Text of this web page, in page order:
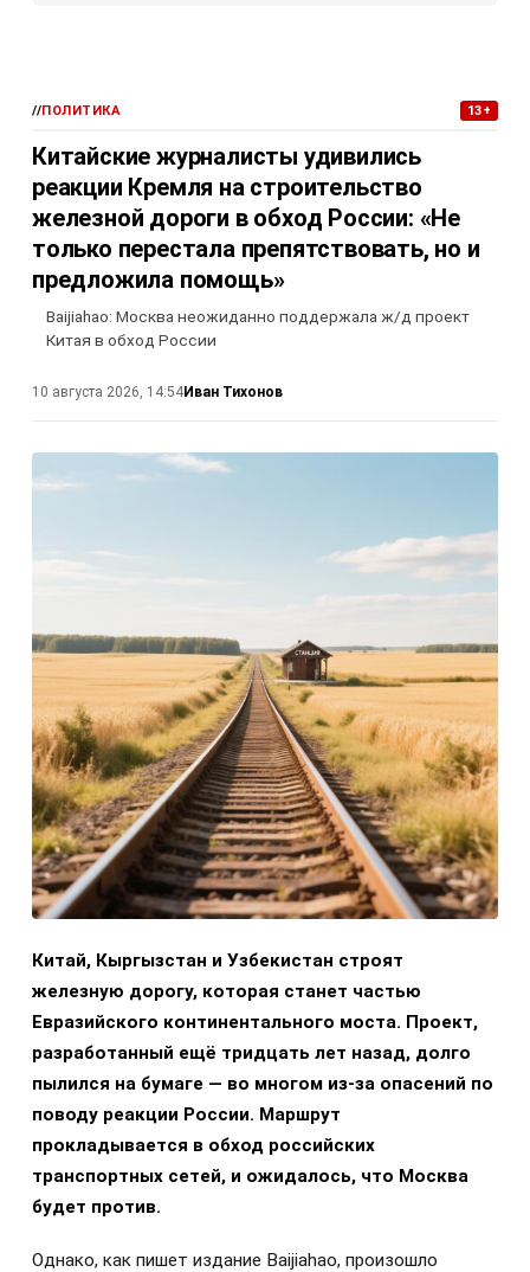
//ПОЛИТИКА 13+
Китайские журналисты удивились
реакции Кремля на строительство
железной дороги в обход России: «Не
только перестала препятствовать, но и
предложила помощь»
Baijiahao: Москва неожиданно поддержала ж/д проект
Китая в обход России
10 августа 2026, 14:54Иван Тихонов
Китай, Кыргызстан и Узбекистан строят
железную дорогу, которая станет частью
Евразийского континентального моста. Проект,
разработанный ещё тридцать лет назад, долго
пылился на бумаге — во многом из-за опасений по
поводу реакции России. Маршрут
прокладывается в обход российских
транспортных сетей, и ожидалось, что Москва
будет против.
Однако, как пишет издание Baijiahao, произошло